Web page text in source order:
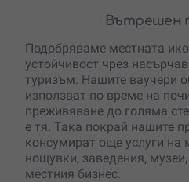
Вътрешен
Подобряваме местната
устойчивост чрез
туризъм. Нашите ваучери
използват по време на
преживяване до голяма
е тя. Така покрай нашите
консумират още услуги на
нощувки, заведения,
местния бизнес.